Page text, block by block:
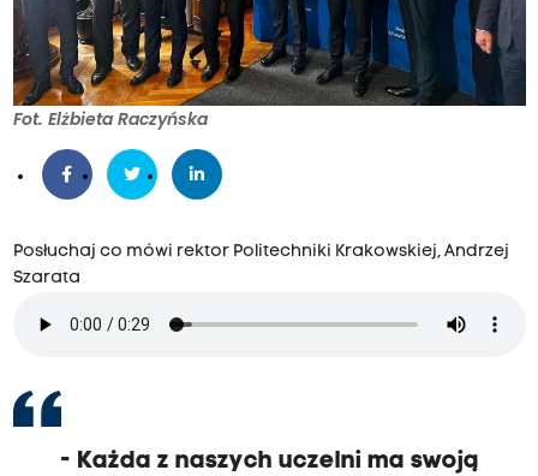
Fot. Elżbieta Raczyńska
Posłuchaj co mówi rektor Politechniki Krakowskiej, Andrzej
Szarata
- Każda z naszych uczelni ma swoją